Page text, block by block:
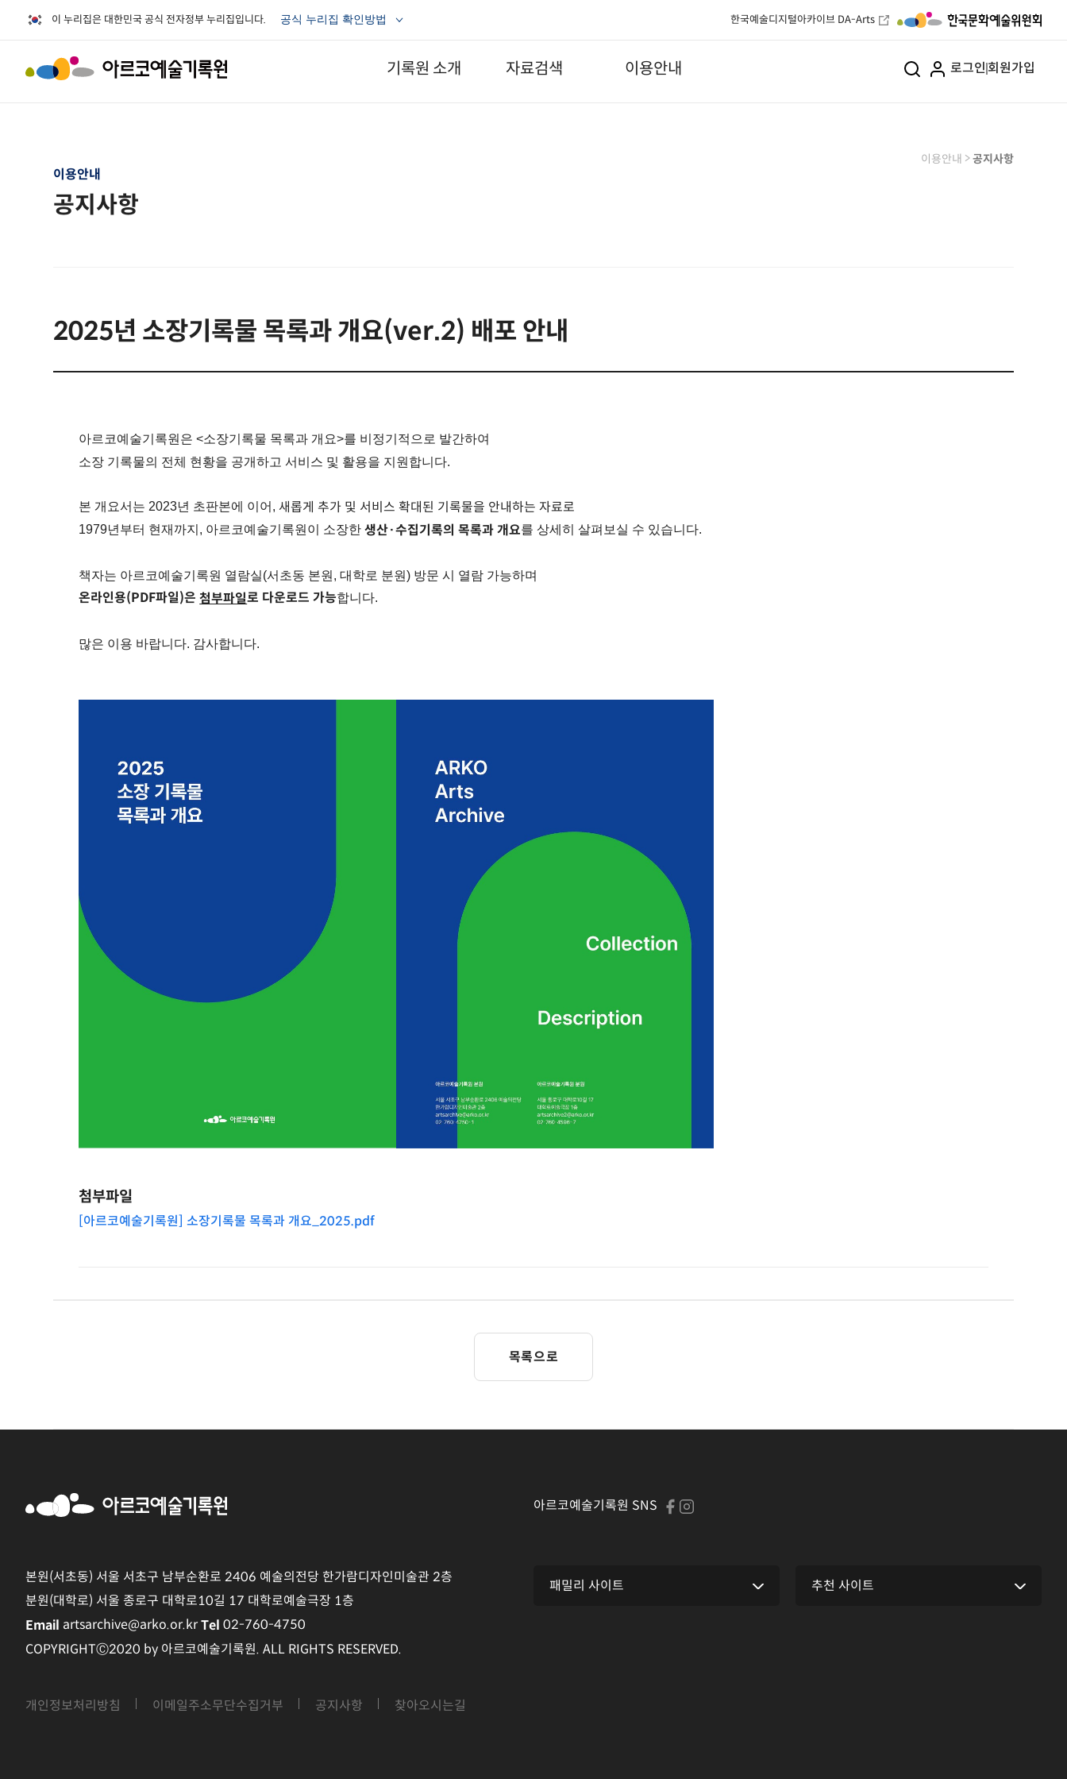
이 누리집은 대한민국 공식 전자정부 누리집입니다. 공식 누리집 확인방법 한국예술디지털아카이브 DA-Arts
기록원 소개 자료검색 이용안내 로그인 회원가입
- 일반자료
- Web-DB
이용안내 >공지사항
이용안내
공지사항
2025년 소장기록물 목록과 개요(ver.2) 배포 안내
아르코예술기록원은 <소장기록물 목록과 개요>를 비정기적으로 발간하여
소장 기록물의 전체 현황을 공개하고 서비스 및 활용을 지원합니다.
본 개요서는 2023년 초판본에 이어, 새롭게 추가 및 서비스 확대된 기록물을 안내하는 자료로
1979년부터 현재까지, 아르코예술기록원이 소장한 생산·수집기록의 목록과 개요를 상세히 살펴보실 수 있습니다.
책자는 아르코예술기록원 열람실(서초동 본원, 대학로 분원) 방문 시 열람 가능하며
온라인용(PDF파일)은 첨부파일로 다운로드 가능합니다.
많은 이용 바랍니다. 감사합니다.
첨부파일
[아르코예술기록원] 소장기록물 목록과 개요_2025.pdf
목록으로
아르코예술기록원 SNS
본원(서초동) 서울 서초구 남부순환로 2406 예술의전당 한가람디자인미술관 2층
분원(대학로) 서울 종로구 대학로10길 17 대학로예술극장 1층
Email artsarchive@arko.or.krTel 02-760-4750
COPYRIGHTⒸ2020 by 아르코예술기록원. ALL RIGHTS RESERVED.
개인정보처리방침 이메일주소무단수집거부 공지사항 찾아오시는길